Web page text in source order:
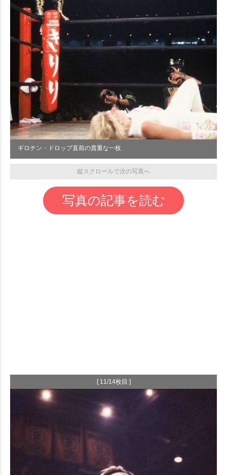
ギロチン・ドロップ直前の貴重な一枚
縦スクロールで次の写真へ
写真の記事を読む
[ 11/14枚目 ]